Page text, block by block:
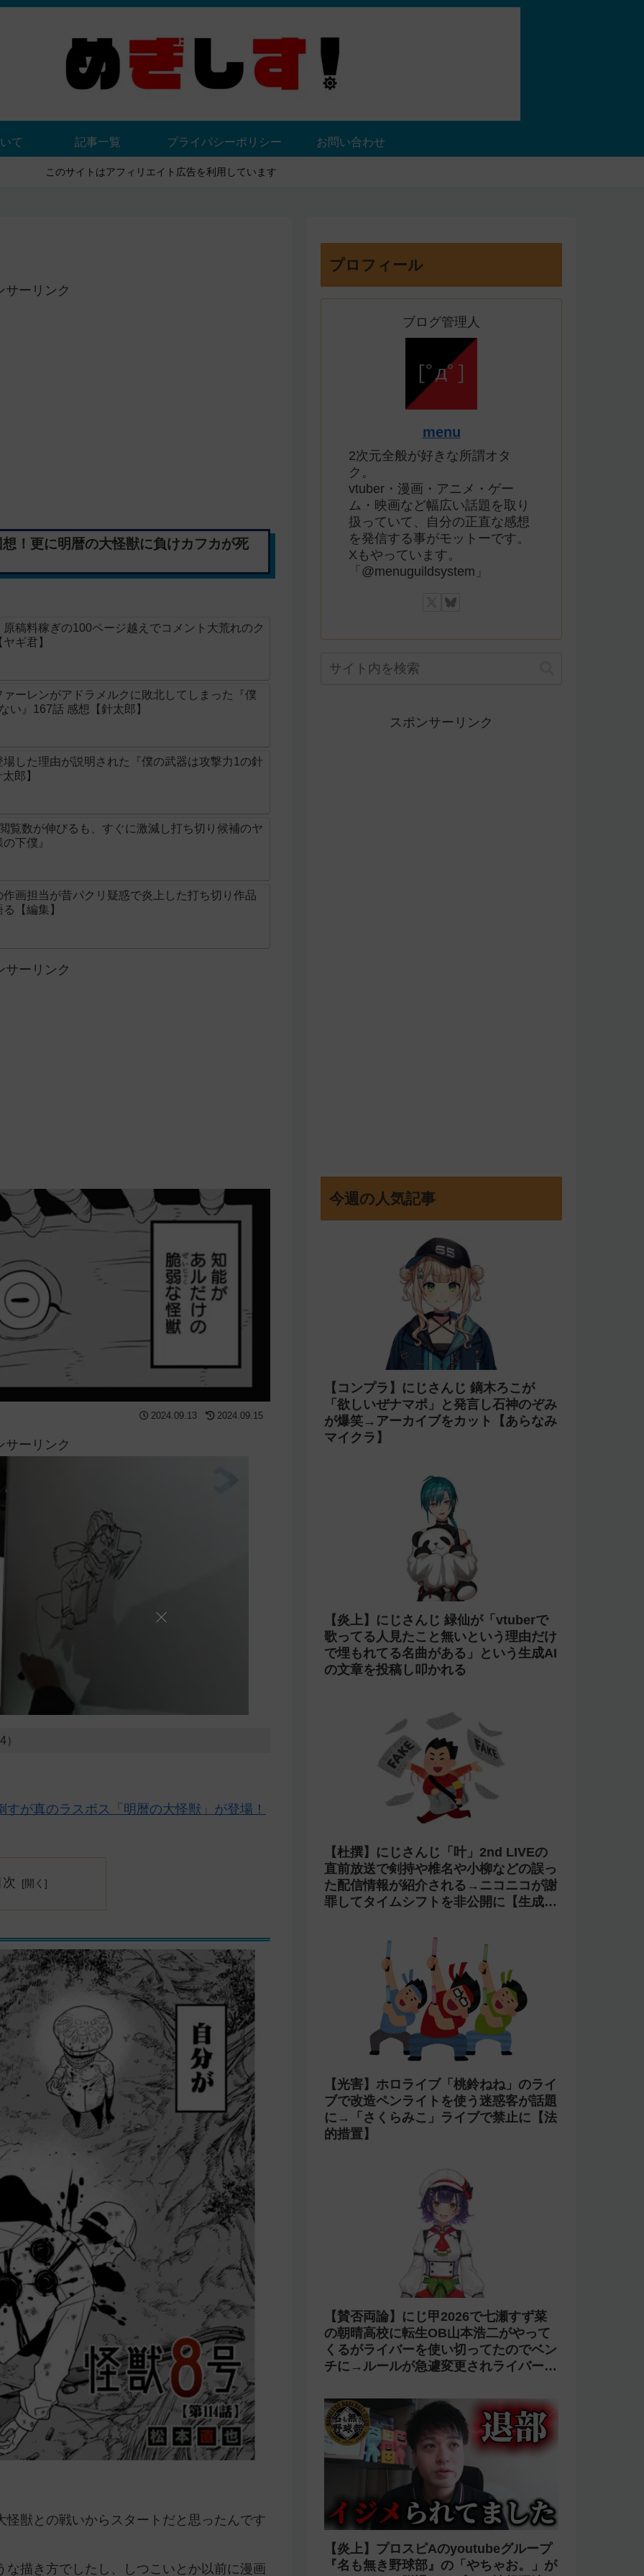
て 記事一覧 プライバシーポリシー お問い合わせ
このサイトはアフィリエイト広告を利用しています
サーリンク
！更に明暦の大怪獣に負けカフカが死
稿料稼ぎの100ページ越えでコメント大荒れのク
ギ君】
ーレンがアドラメルクに敗北してしまった『僕
い』167話 感想【針太郎】
した理由が説明された『僕の武器は攻撃力1の針
郎】
覧数が伸びるも、すぐに激減し打ち切り候補のヤ
下僕』
画担当が昔パクリ疑惑で炎上した打ち切り作品
【編集】
サーリンク
2024.09.13 2024.09.15
サーリンク
が真のラスボス「明暦の大怪獣」が登場！
獣との戦いからスタートだと思ったんです
描き方でしたし、しつこいとか以前に漫画
プロフィール
ブログ管理人
menu
2次元全般が好きな所謂オタ
ク。
vtuber・漫画・アニメ・ゲー
ム・映画など幅広い話題を取り
扱っていて、自分の正直な感想
を発信する事がモットーです。
Xもやっています。
「@menuguildsystem」
スポンサーリンク
今週の人気記事
【コンプラ】にじさんじ 鏑木ろこが
「欲しいぜナマポ」と発言し石神のぞみ
が爆笑→アーカイブをカット【あらなみ
マイクラ】
【炎上】にじさんじ 緑仙が「vtuberで
歌ってる人見たこと無いという理由だけ
で埋もれてる名曲がある」という生成AI
の文章を投稿し叩かれる
【杜撰】にじさんじ「叶」2nd LIVEの
直前放送で剣持や椎名や小柳などの誤っ
た配信情報が紹介される→ニコニコが謝
罪してタイムシフトを非公開に【生成
【光害】ホロライブ「桃鈴ねね」のライ
ブで改造ペンライトを使う迷惑客が話題
に→「さくらみこ」ライブで禁止に【法
的措置】
【賛否両論】にじ甲2026で七瀬すず菜
の朝晴高校に転生OB山本浩二がやって
くるがライバーを使い切ってたのでベン
チに→ルールが急遽変更されライバーの
【炎上】プロスピAのyoutubeグループ
『名も無き野球部』の「やちゃお。」が